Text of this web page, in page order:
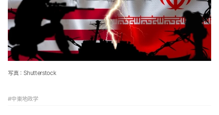
写真：Shutterstock
#中東地政学